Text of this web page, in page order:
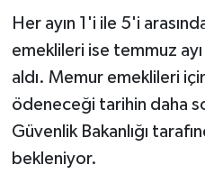
Her ayın 1'i ile 5'i
emeklileri ise temmuz ayı
aldı. Memur emeklileri
ödeneceği tarihin daha
Güvenlik Bakanlığı
bekleniyor.